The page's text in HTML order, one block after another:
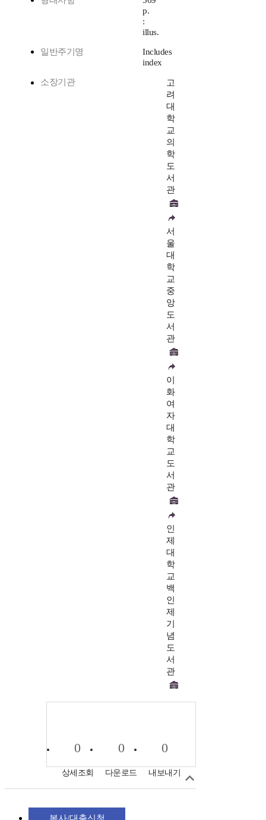
p.
:
illus.
일반주기명
Includes
index
소장기관
고
려
대
학
교
의
학
도
서
관
서
울
대
학
교
중
앙
도
서
관
이
화
여
자
대
학
교
도
서
관
인
제
대
학
교
백
인
제
기
념
도
서
관
0
상세조회
0
다운로드
0
내보내기